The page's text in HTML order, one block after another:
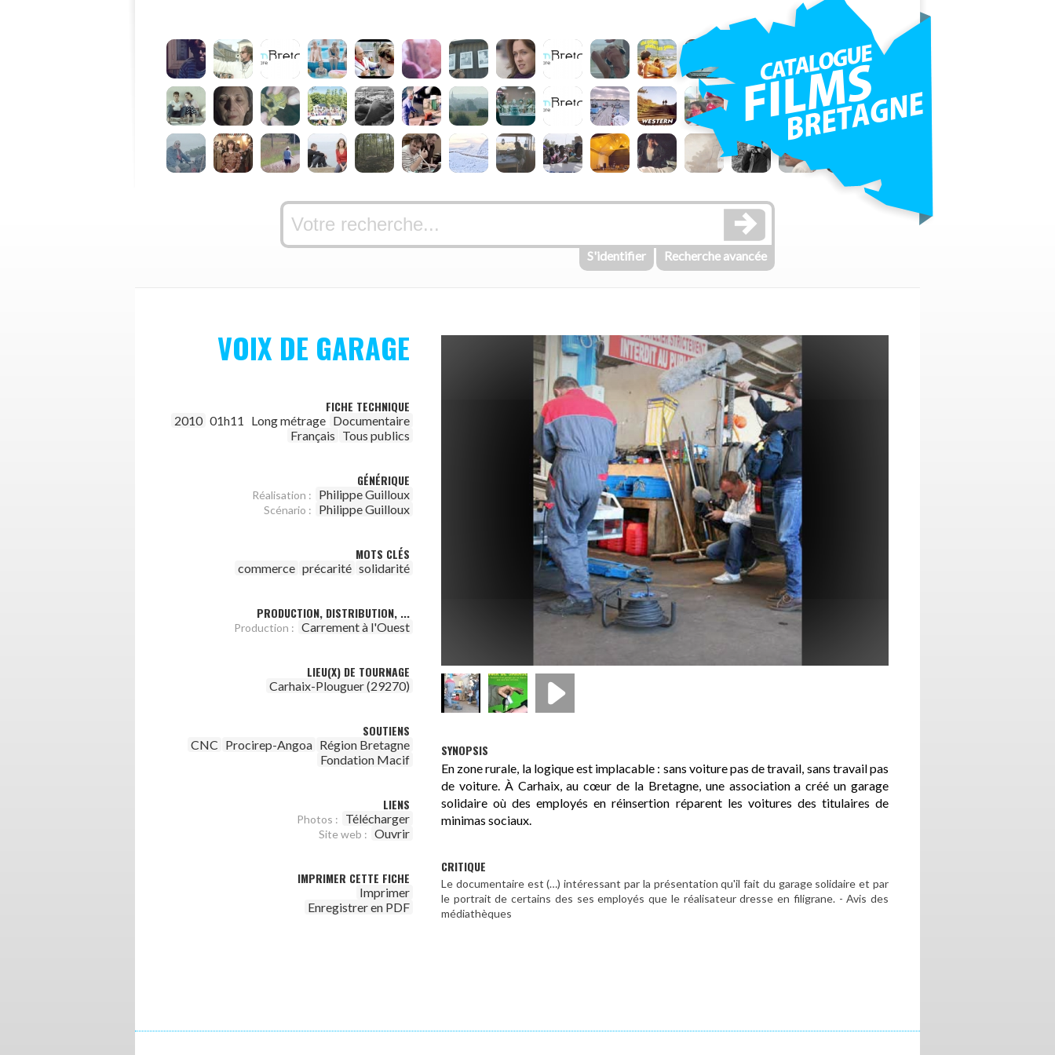
S'identifier Recherche avancée
VOIX DE GARAGE
FICHE TECHNIQUE
2010 01h11 Long métrage Documentaire
Français Tous publics
GÉNÉRIQUE
Réalisation : Philippe Guilloux
Scénario : Philippe Guilloux
MOTS CLÉS
commerce précarité solidarité
PRODUCTION, DISTRIBUTION, ...
Production : Carrement à l'Ouest
LIEU(X) DE TOURNAGE
Carhaix-Plouguer (29270)
SOUTIENS
CNC Procirep-Angoa Région Bretagne
Fondation Macif
LIENS
Photos : Télécharger
Site web : Ouvrir
IMPRIMER CETTE FICHE
Imprimer
Enregistrer en PDF
SYNOPSIS
En zone rurale, la logique est implacable : sans voiture pas de travail, sans travail pas
de voiture. À Carhaix, au cœur de la Bretagne, une association a créé un garage
solidaire où des employés en réinsertion réparent les voitures des titulaires de
minimas sociaux.
CRITIQUE
Le documentaire est (…) intéressant par la présentation qu'il fait du garage solidaire et par
le portrait de certains des ses employés que le réalisateur dresse en filigrane. - Avis des
médiathèques